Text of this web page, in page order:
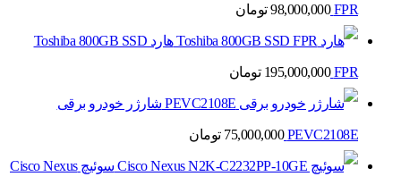
FPR
98,000,000 تومان
هارد Toshiba 800GB SSD
FPR
195,000,000 تومان
شارژر خودرو برقی
PEVC2108E
75,000,000 تومان
سوئیچ Cisco Nexus